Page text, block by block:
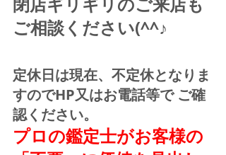
ご相談ください(^^♪
定休日は現在、不定休となりま
すのでHP又はお電話等で ご確
認ください。
プロの鑑定士がお客様の